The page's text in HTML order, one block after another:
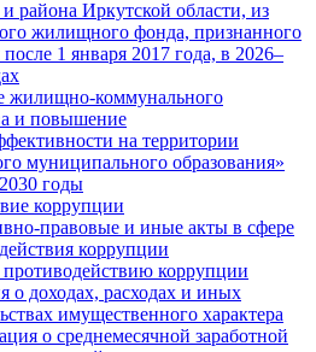
района Иркутской области, из
жилищного фонда, признанного
1 января 2017 года, в 2026–
жилищно-коммунального
и повышение
на территории
муниципального образования»
годы
коррупции
правовые и иные акты в сфере
коррупции
коррупции
о доходах, расходах и иных
имущественного характера
о среднемесячной заработной